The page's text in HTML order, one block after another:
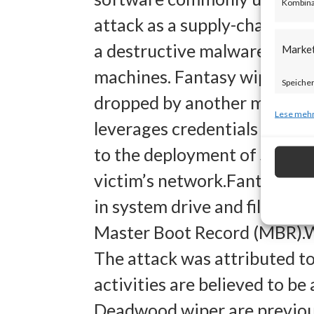
Lese
attack as a supply-chain
a destructive malware that
machines. Fantasy wiper
dropped by another malware
leverages credentials and
to the deployment of
victim’s network.Fantasy
in system drive and file
Master Boot Record
The attack was attributed
activities are believed to be
Deadwood wiper are